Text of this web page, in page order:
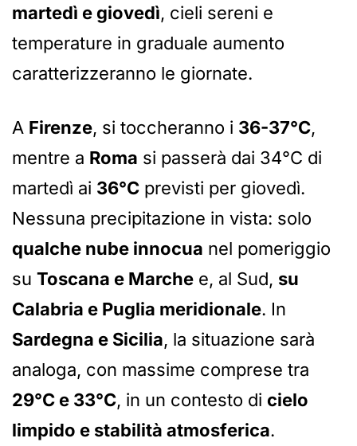
martedì e giovedì, cieli sereni e
temperature in graduale aumento
caratterizzeranno le giornate.
A Firenze, si toccheranno i 36-37°C,
mentre a Roma si passerà dai 34°C di
martedì ai 36°C previsti per giovedì.
Nessuna precipitazione in vista: solo
qualche nube innocua nel pomeriggio
su Toscana e Marche e, al Sud, su
Calabria e Puglia meridionale. In
Sardegna e Sicilia, la situazione sarà
analoga, con massime comprese tra
29°C e 33°C, in un contesto di cielo
limpido e stabilità atmosferica.